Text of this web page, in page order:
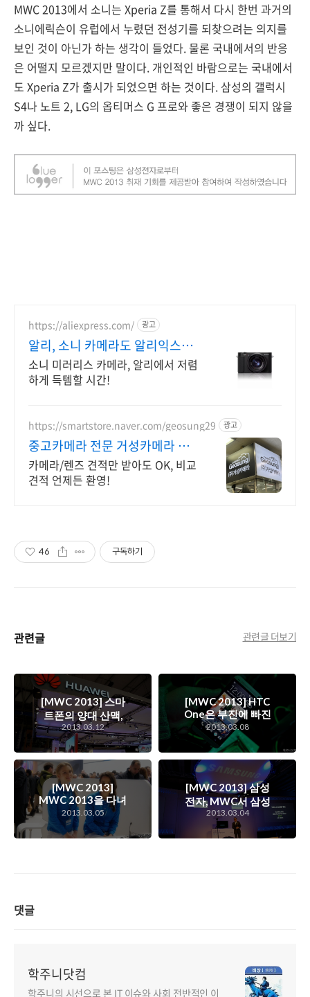
MWC 2013에서 소니는 Xperia Z를 통해서 다시 한번 과거의
소니에릭슨이 유럽에서 누렸던 전성기를 되찾으려는 의지를
보인 것이 아닌가 하는 생각이 들었다. 물론 국내에서의 반응
은 어떨지 모르겠지만 말이다. 개인적인 바람으로는 국내에서
도 Xperia Z가 출시가 되었으면 하는 것이다. 삼성의 갤럭시
S4나 노트 2, LG의 옵티머스 G 프로와 좋은 경쟁이 되지 않을
까 싶다.
https://aliexpress.com/ 광고
알리, 소니 카메라도 알리익스프
레스
소니 미러리스 카메라, 알리에서 저렴
하게 득템할 시간!
https://smartstore.naver.com/geosung29 광고
중고카메라 전문 거성카메라 재
구매율 높은 매장!
카메라/렌즈 견적만 받아도 OK, 비교
견적 언제든 환영!
46 구독하기
관련글 관련글 더보기
[MWC 2013] 스마
트폰의 양대 산맥,
애플과 삼성의 양강
체제에 본격적으로
도전하기 시작한 중
국의 거대 기업, 화
웨이의 스마트폰 도
전기
2013.03.12
[MWC 2013] HTC
One은 부진에 빠진
HTC의 부활을 이끌
수 있는 회심의 카드
가 될 수 있을까?
2013.03.08
[MWC 2013]
MWC 2013을 다녀
오면서..
2013.03.05
[MWC 2013] 삼성
전자, MWC서 삼성
에코시스템 활성화
를 위한 ‘개발자 데
이’ 개최
2013.03.04
댓글
학주니닷컴
학주니의 시선으로 본 IT 이슈와 사회 전반적인 이